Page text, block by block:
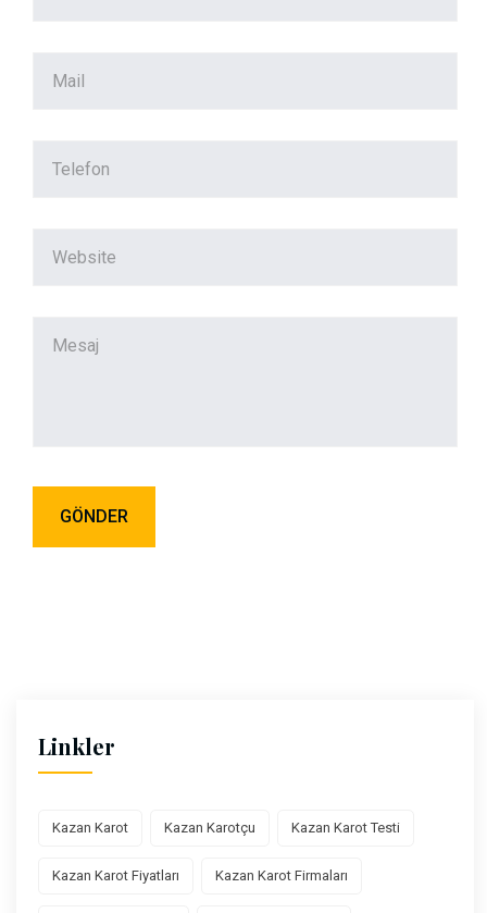
Linkler
Kazan Karot Kazan Karotçu Kazan Karot Testi
Kazan Karot Fiyatları Kazan Karot Firmaları